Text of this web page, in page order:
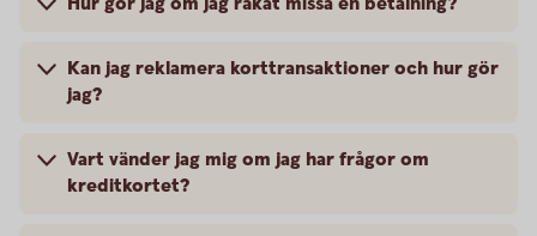
Kan jag reklamera korttransaktioner och hur gör
jag?
Vart vänder jag mig om jag har frågor om
kreditkortet?